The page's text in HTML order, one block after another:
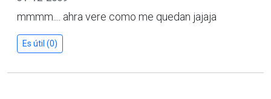
mmmm.... ahra vere como me quedan jajaja
Es útil (0)